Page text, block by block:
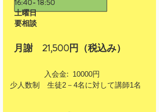
16:40- 18:50
土曜日
​要相談
​月謝 21,500円（税込み）
入会金: 10000円
少人数制 生徒2－4名に対して講師1名